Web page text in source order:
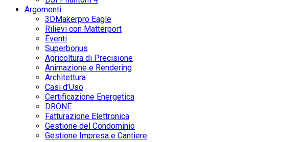
Argomenti
3DMakerpro Eagle
Rilievi con Matterport
Eventi
Superbonus
Agricoltura di Precisione
Animazione e Rendering
Architettura
Casi d’Uso
Certificazione Energetica
DRONE
Fatturazione Elettronica
Gestione del Condominio
Gestione Impresa e Cantiere